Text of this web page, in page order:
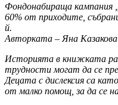
Фондонабираща кампания
60% от приходите,
й.
Авторката – Яна Казакова
Историята в книжката
трудности могат да се
Децата с дислексия са
от малко помощ, за да се